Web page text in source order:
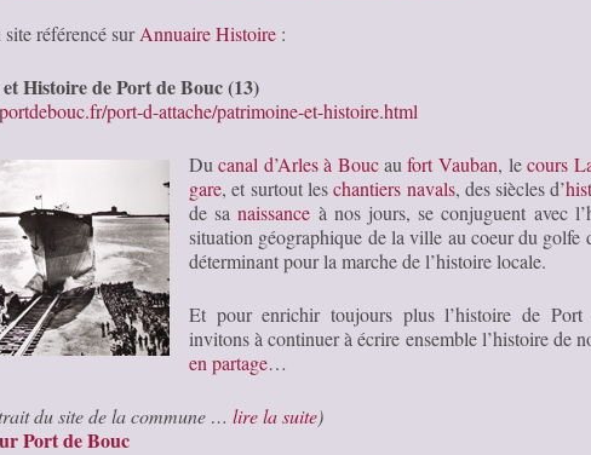
référencé surAnnuaire Histoire :
Histoire de Port de Bouc (13)
port-d-attache/patrimoine-et-histoire.html
Ducanal d’Arles à Boucaufort Vauban, lecours
gare, et surtout leschantiers navals, des siècles d’
de sanaissance à nos jours, se conjuguent avec
situation géographique de la ville au coeur du golfe
déterminant pour la marche de l’histoire locale.
Et pour enrichir toujours plus l’histoire de
invitons à continuer à écrire ensemble l’histoire de
en partage…
du site de la commune … lire la suite)
Port de Bouc